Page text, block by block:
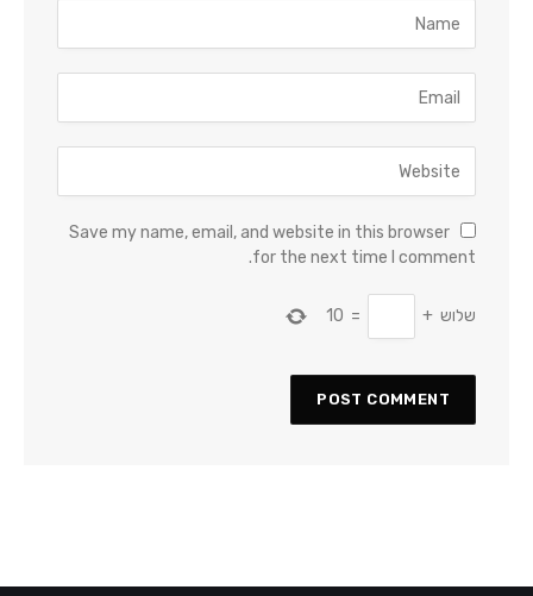
Save my name, email, and website in this browser
for the next time I comment.
שלוש +
=
10